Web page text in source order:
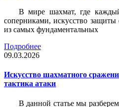
В мире шахмат, где
соперниками, искусство
из самых фундаментальных
Подробнее
09.03.2026
Искусство шахматного
тактика атаки
В данной статье мы